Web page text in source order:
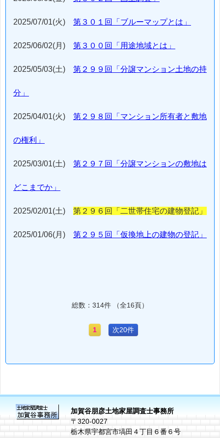
2025/07/01(火) 第３０１回「ブルーマップとは」
2025/06/02(月) 第３００回「用途地域とは」
2025/05/03(土) 第２９９回「分譲マンション土地の持
分」
2025/04/01(火) 第２９８回「マンション所有者と敷地
の権利」
2025/03/01(土) 第２９７回「分譲マンションの敷地は
どこまでか」
2025/02/01(土) 第２９６回「二世帯住宅の建物登記」
2025/01/06(月) 第２９５回「仮換地上の建物の登記」
総数：314件 （全16頁）
1 次20件
加賀谷朋彦土地家屋調査士事務所
〒320-0027
栃木県宇都宮市塙田４丁目６番６号